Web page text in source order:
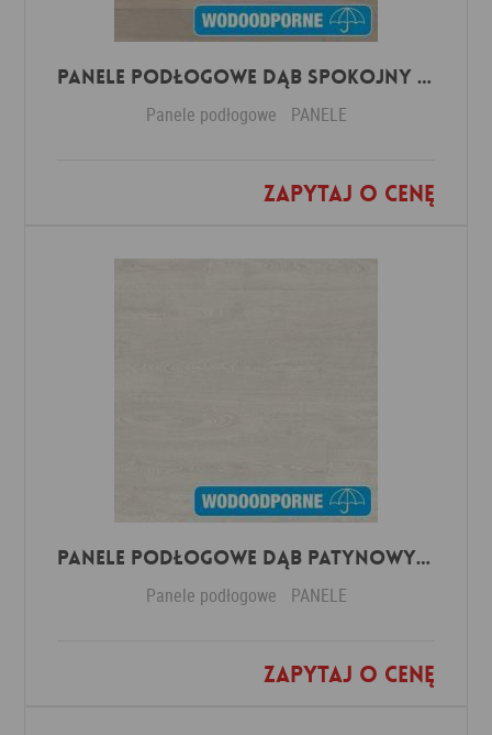
Panele Podłogowe Dąb Spokojny Jasny IMU1854 AC5 12 mm
Panele podłogowe PANELE
Zapytaj o cenę
Dodaj do ulubionych
Panele Podłogowe Dąb Patynowy Klasyczny Jasny IMU3559 AC5 12 mm
Panele podłogowe PANELE
Zapytaj o cenę
Dodaj do ulubionych